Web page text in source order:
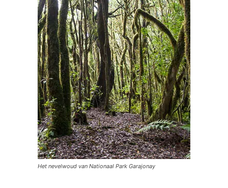
Het nevelwoud van Nationaal Park Garajonay